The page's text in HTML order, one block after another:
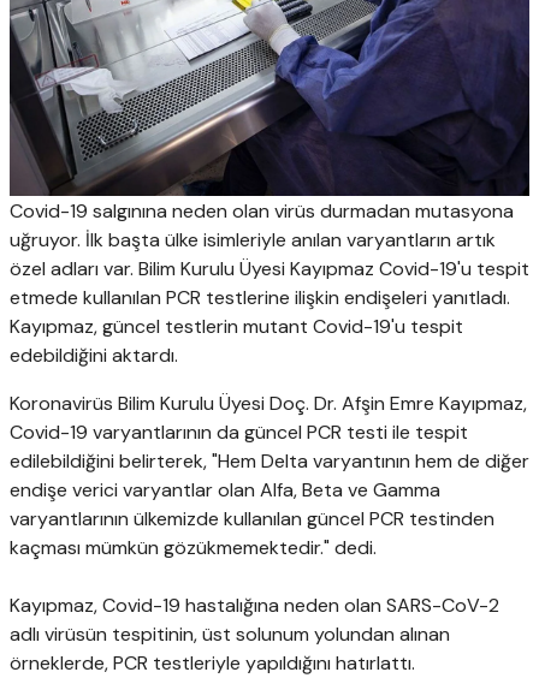
Covid-19 salgınına neden olan virüs durmadan mutasyona
uğruyor. İlk başta ülke isimleriyle anılan varyantların artık
özel adları var. Bilim Kurulu Üyesi Kayıpmaz Covid-19'u tespit
etmede kullanılan PCR testlerine ilişkin endişeleri yanıtladı.
Kayıpmaz, güncel testlerin mutant Covid-19'u tespit
edebildiğini aktardı.
Koronavirüs Bilim Kurulu Üyesi Doç. Dr. Afşin Emre Kayıpmaz,
Covid-19 varyantlarının da güncel PCR testi ile tespit
edilebildiğini belirterek, "Hem Delta varyantının hem de diğer
endişe verici varyantlar olan Alfa, Beta ve Gamma
varyantlarının ülkemizde kullanılan güncel PCR testinden
kaçması mümkün gözükmemektedir." dedi.
Kayıpmaz, Covid-19 hastalığına neden olan SARS-CoV-2
adlı virüsün tespitinin, üst solunum yolundan alınan
örneklerde, PCR testleriyle yapıldığını hatırlattı.